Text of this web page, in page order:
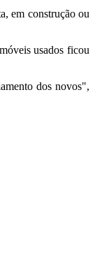
em construção ou
usados ficou
dos novos",